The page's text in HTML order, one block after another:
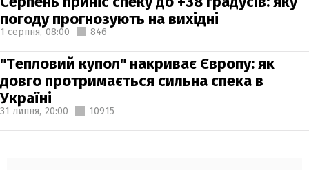
погоду прогнозують на вихідні
1 серпня, 08:00 846
"Тепловий купол" накриває Європу: як
довго протримається сильна спека в
Україні
31 липня, 20:00 10915